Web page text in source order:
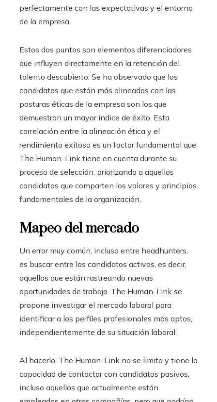
perfectamente con las expectativas y el entorno
de la empresa.
Estos dos puntos son elementos diferenciadores
que influyen directamente en la retención del
talento descubierto. Se ha observado que los
candidatos que están más alineados con las
posturas éticas de la empresa son los que
demuestran un mayor índice de éxito. Esta
correlación entre la alineación ética y el
rendimiento exitoso es un factor fundamental que
The Human-Link tiene en cuenta durante su
proceso de selección, priorizando a aquellos
candidatos que comparten los valores y principios
fundamentales de la organización.
Mapeo del mercado
Un error muy común, incluso entre headhunters,
es buscar entre los candidatos activos, es decir,
aquellos que están rastreando nuevas
oportunidades de trabajo. The Human-Link se
propone investigar el mercado laboral para
identificar a los perfiles profesionales más aptos,
independientemente de su situación laboral.
Al hacerlo, The Human-Link no se limita y tiene la
capacidad de contactar con candidatos pasivos,
incluso aquellos que actualmente están